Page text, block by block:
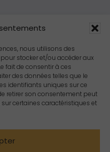
nous utilisons des
stocker et/ou accéder aux
fait de consentir à ces
des données telles que le
identifiants uniques sur ce
retirer son consentement peut
certaines caractéristiques et